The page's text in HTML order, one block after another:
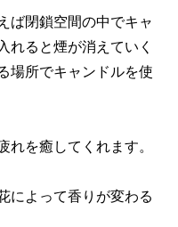
ば閉鎖空間の中でキャ
れると煙が消えていく
場所でキャンドルを使
れを癒してくれます。
によって香りが変わる